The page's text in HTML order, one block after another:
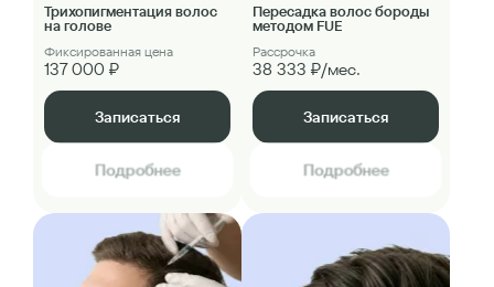
Трихопигментация волос
на голове
Фиксированная цена
137 000 ₽
Записаться
Подробнее
Пересадка волос бороды
методом FUE
Рассрочка
38 333 ₽/мес.
Записаться
Подробнее